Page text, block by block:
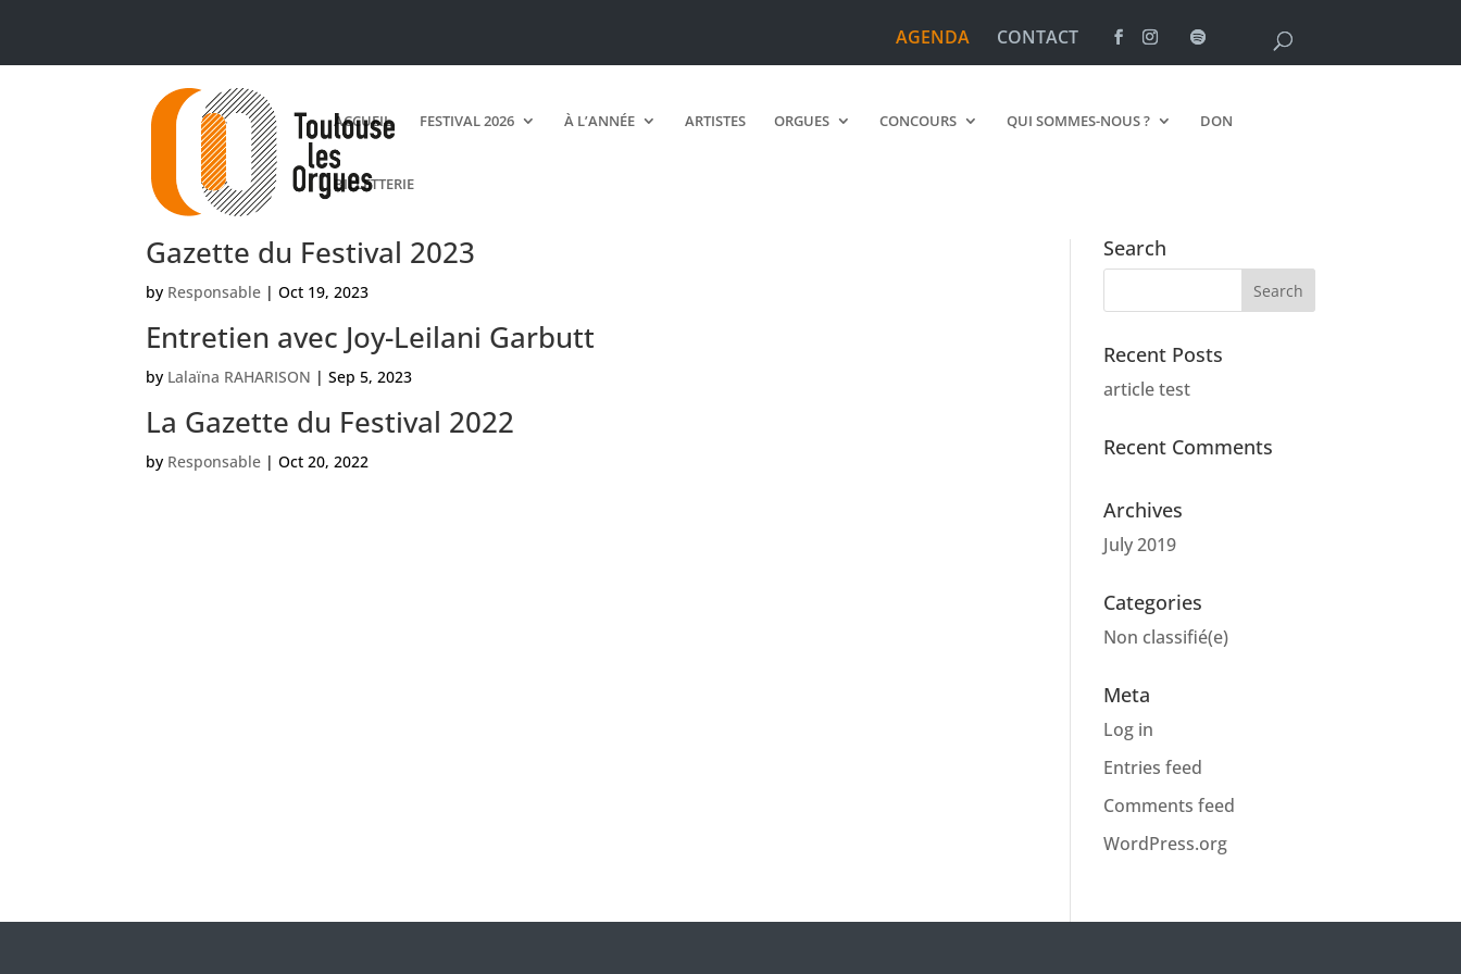
AGENDA CONTACT
ACCUEIL FESTIVAL 2026 À L’ANNÉE ARTISTES ORGUES CONCOURS QUI SOMMES-NOUS ? DON
BILLETTERIE
Gazette du Festival 2023
by Responsable |Oct 19, 2023
Entretien avec Joy-Leilani Garbutt
by Lalaïna RAHARISON |Sep 5, 2023
La Gazette du Festival 2022
by Responsable |Oct 20, 2022
Search
Recent Posts
article test
Recent Comments
Archives
July 2019
Categories
Non classifié(e)
Meta
Log in
Entries feed
Comments feed
WordPress.org